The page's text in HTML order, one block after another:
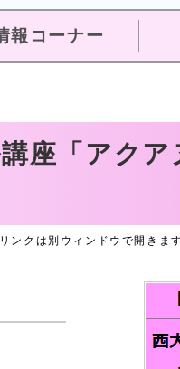
報コーナー
座「アクア
ンクは別ウィンドウで開きま